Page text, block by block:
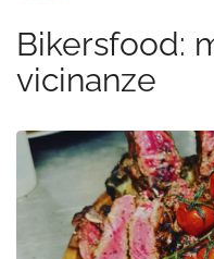
Bikersfood:
vicinanze